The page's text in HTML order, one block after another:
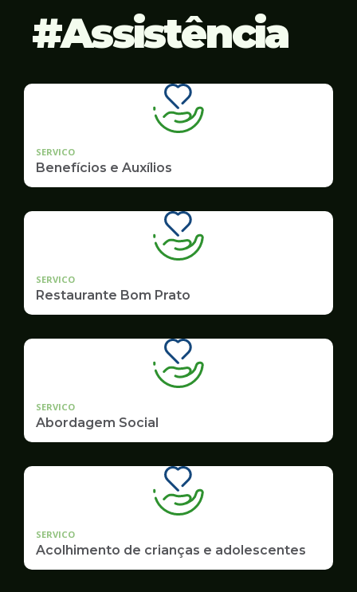
Assistência
SERVICO
Benefícios e Auxílios
SERVICO
Restaurante Bom Prato
SERVICO
Abordagem Social
SERVICO
Acolhimento de crianças e adolescentes